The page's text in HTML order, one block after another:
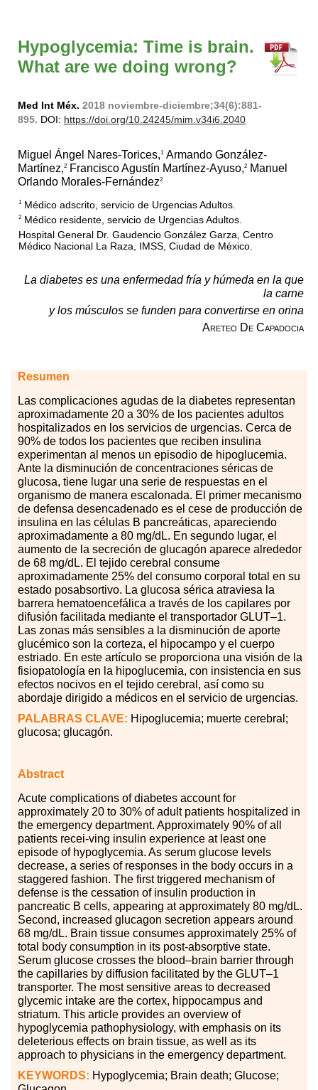
Hypoglycemia: Time is brain.
What are we doing wrong?
Med Int Méx. 2018 noviembre-diciembre;34(6):881-
895. DOI: https://doi.org/10.24245/mim.v34i6.2040
Miguel Ángel Nares-Torices,1 Armando González-
Martínez,2 Francisco Agustín Martínez-Ayuso,2
Manuel
Orlando Morales-Fernández2
1 Médico adscrito, servicio de Urgencias Adultos.
2 Médico residente, servicio de Urgencias Adultos.
Hospital General Dr. Gaudencio González Garza, Centro
Médico Nacional La Raza, IMSS, Ciudad de México.
La diabetes es una enfermedad fría y húmeda en la que
la carne
y los músculos se funden para convertirse en orina
Areteo De Capadocia
Resumen
Las complicaciones agudas de la diabetes representan
aproximadamente 20 a 30% de los pacientes adultos
hospitalizados en los servicios de urgencias. Cerca de
90% de todos los pacientes que reciben insulina
experimentan al menos un episodio de hipoglucemia.
Ante la disminución de concentraciones séricas de
glucosa, tiene lugar una serie de respuestas en el
organismo de manera escalonada. El primer mecanismo
de defensa desencadenado es el cese de producción de
insulina en las células B pancreáticas, apareciendo
aproximadamente a 80 mg/dL. En segundo lugar, el
aumento de la secreción de glucagón aparece alrededor
de 68 mg/dL. El tejido cerebral consume
aproximadamente 25% del consumo corporal total en su
estado posabsortivo. La glucosa sérica atraviesa la
barrera hematoencefálica a través de los capilares por
difusión facilitada mediante el transportador GLUT–1.
Las zonas más sensibles a la disminución de aporte
glucémico son la corteza, el hipocampo y el cuerpo
estriado. En este artículo se proporciona una visión de la
fisiopatología en la hipoglucemia, con insistencia en sus
efectos nocivos en el tejido cerebral, así como su
abordaje dirigido a médicos en el servicio de urgencias.
PALABRAS CLAVE: Hipoglucemia; muerte cerebral;
glucosa; glucagón.
Abstract
Acute complications of diabetes account for
approximately 20 to 30% of adult patients hospitalized in
the emergency department. Approximately 90% of all
patients recei-ving insulin experience at least one
episode of hypoglycemia. As serum glucose levels
decrease, a series of responses in the body occurs in a
staggered fashion. The first triggered mechanism of
defense is the cessation of insulin production in
pancreatic B cells, appearing at approximately 80 mg/dL.
Second, increased glucagon secretion appears around
68 mg/dL. Brain tissue consumes approximately 25% of
total body consumption in its post-absorptive state.
Serum glucose crosses the blood–brain barrier through
the capillaries by diffusion facilitated by the GLUT–1
transporter. The most sensitive areas to decreased
glycemic intake are the cortex, hippocampus and
striatum. This article provides an overview of
hypoglycemia pathophysiology, with emphasis on its
deleterious effects on brain tissue, as well as its
approach to physicians in the emergency department.
KEYWORDS: Hypoglycemia; Brain death; Glucose;